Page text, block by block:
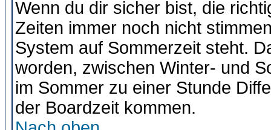
Wenn du dir sicher bist, die
Zeiten immer noch nicht
System auf Sommerzeit steht.
worden, zwischen Winter- und
im Sommer zu einer Stunde
der Boardzeit kommen.